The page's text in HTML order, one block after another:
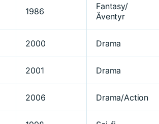
1986
Fantasy/
Äventyr
2000 Drama
2001 Drama
2006 Drama/Action